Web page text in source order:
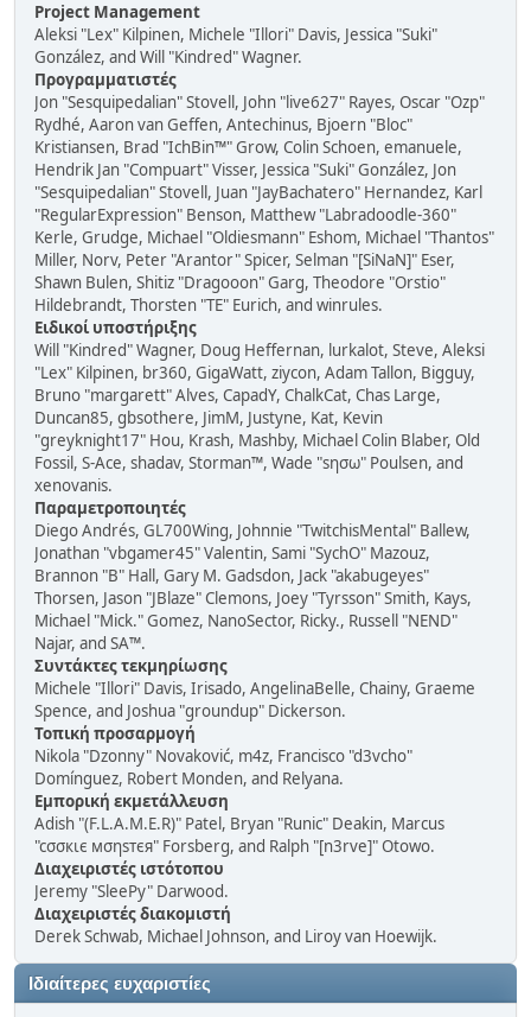
Project Management
Aleksi "Lex" Kilpinen, Michele "Illori" Davis, Jessica "Suki"
González, and Will "Kindred" Wagner.
Προγραμματιστές
Jon "Sesquipedalian" Stovell, John "live627" Rayes, Oscar "Ozp"
Rydhé, Aaron van Geffen, Antechinus, Bjoern "Bloc"
Kristiansen, Brad "IchBin™" Grow, Colin Schoen, emanuele,
Hendrik Jan "Compuart" Visser, Jessica "Suki" González, Jon
"Sesquipedalian" Stovell, Juan "JayBachatero" Hernandez, Karl
"RegularExpression" Benson, Matthew "Labradoodle-360"
Kerle, Grudge, Michael "Oldiesmann" Eshom, Michael "Thantos"
Miller, Norv, Peter "Arantor" Spicer, Selman "[SiNaN]" Eser,
Shawn Bulen, Shitiz "Dragooon" Garg, Theodore "Orstio"
Hildebrandt, Thorsten "TE" Eurich, and winrules.
Ειδικοί υποστήριξης
Will "Kindred" Wagner, Doug Heffernan, lurkalot, Steve, Aleksi
"Lex" Kilpinen, br360, GigaWatt, ziycon, Adam Tallon, Bigguy,
Bruno "margarett" Alves, CapadY, ChalkCat, Chas Large,
Duncan85, gbsothere, JimM, Justyne, Kat, Kevin
"greyknight17" Hou, Krash, Mashby, Michael Colin Blaber, Old
Fossil, S-Ace, shadav, Storman™, Wade "sησω" Poulsen, and
xenovanis.
Παραμετροποιητές
Diego Andrés, GL700Wing, Johnnie "TwitchisMental" Ballew,
Jonathan "vbgamer45" Valentin, Sami "SychO" Mazouz,
Brannon "B" Hall, Gary M. Gadsdon, Jack "akabugeyes"
Thorsen, Jason "JBlaze" Clemons, Joey "Tyrsson" Smith, Kays,
Michael "Mick." Gomez, NanoSector, Ricky., Russell "NEND"
Najar, and SA™.
Συντάκτες τεκμηρίωσης
Michele "Illori" Davis, Irisado, AngelinaBelle, Chainy, Graeme
Spence, and Joshua "groundup" Dickerson.
Τοπική προσαρμογή
Nikola "Dzonny" Novaković, m4z, Francisco "d3vcho"
Domínguez, Robert Monden, and Relyana.
Εμπορική εκμετάλλευση
Adish "(F.L.A.M.E.R)" Patel, Bryan "Runic" Deakin, Marcus
"cσσкιє мσηѕтєя" Forsberg, and Ralph "[n3rve]" Otowo.
Διαχειριστές ιστότοπου
Jeremy "SleePy" Darwood.
Διαχειριστές διακομιστή
Derek Schwab, Michael Johnson, and Liroy van Hoewijk.
Ιδιαίτερες ευχαριστίες